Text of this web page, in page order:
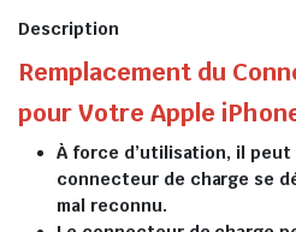
Description
Remplacement du
pour Votre Apple
À force d’utilisation, il
connecteur de charge se
mal reconnu.